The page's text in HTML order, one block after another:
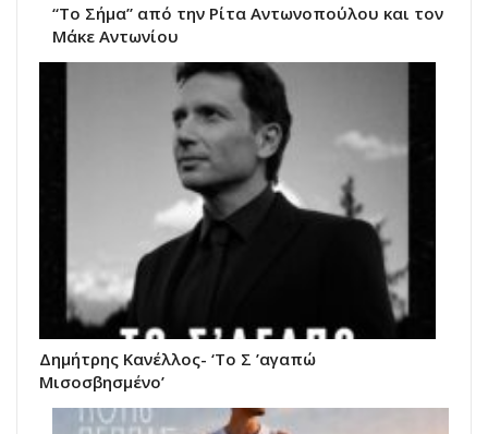
“Το Σήμα” από την Ρίτα Αντωνοπούλου και τον
Μάκε Αντωνίου
Δημήτρης Κανέλλος- ‘Το Σ ’αγαπώ
Μισοσβησμένο’